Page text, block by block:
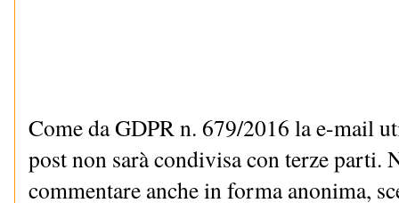
Come da GDPR n. 679/2016 la e-mail
post non sarà condivisa con terze parti.
commentare anche in forma anonima,